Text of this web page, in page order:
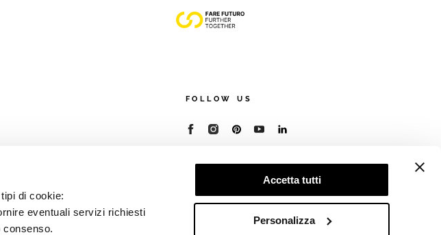
di cookie:
eventuali servizi richiesti
consenso.
Accetta tutti
Personalizza
FOLLOW US
© 2026 - Cooperativa Ceramica d’Imola
R.E.A. BO 5545